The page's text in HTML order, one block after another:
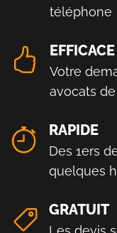
téléphone
EFFICACE
Votre
avocats
RAPIDE
Des 1ers
quelques
GRATUIT